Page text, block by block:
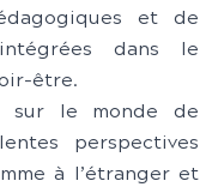
et de
dans le
être.
sur le monde de
perspectives
à l’étranger et